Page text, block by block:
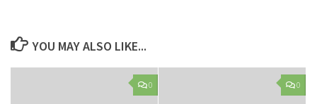
YOU MAY ALSO LIKE...
0 0